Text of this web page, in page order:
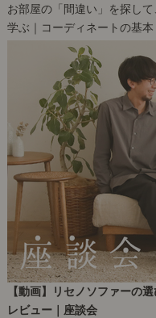
お部屋の「間違い」を探して
学ぶ｜コーディネートの基本
【動画】リセノソファーの
レビュー｜座談会